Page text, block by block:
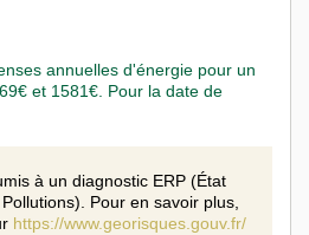
annuelles d'énergie pour un
et 1581€. Pour la date de
à un diagnostic ERP (État
Pour en savoir plus,
https://www.georisques.gouv.fr/